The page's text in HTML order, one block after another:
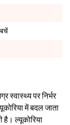
स्वास्थ्य पर निर्भर
में बदल जाता
है। ल्यूकोरिया